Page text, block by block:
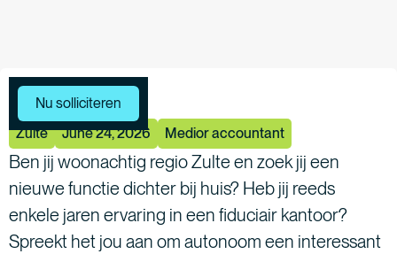
Meer vacatures
Zulte June 24, 2026 Medior accountant
Ben jij woonachtig regio Zulte en zoek jij een
nieuwe functie dichter bij huis? Heb jij reeds
enkele jaren ervaring in een fiduciair kantoor?
Spreekt het jou aan om autonoom een interessant
Nu solliciteren